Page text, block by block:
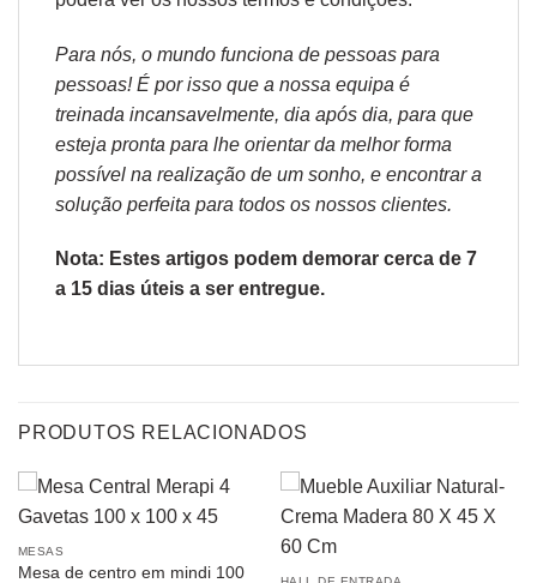
Para nós, o mundo funciona de pessoas para
pessoas! É por isso que a nossa equipa é
treinada incansavelmente, dia após dia, para que
esteja pronta para lhe orientar da melhor forma
possível na realização de um sonho, e encontrar a
solução perfeita para todos os nossos clientes.
Nota: Estes artigos podem demorar cerca de 7
a 15 dias úteis a ser entregue.
PRODUTOS RELACIONADOS
MESAS
Mesa de centro em mindi 100